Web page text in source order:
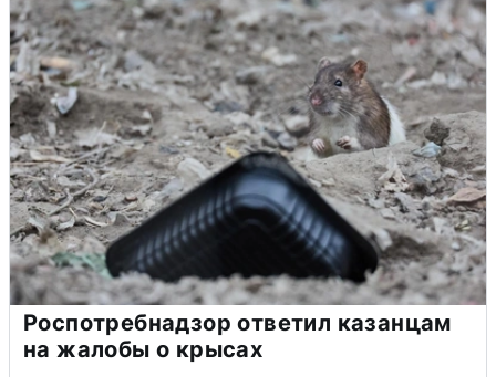
Роспотребнадзор ответил казанцам
на жалобы о крысах